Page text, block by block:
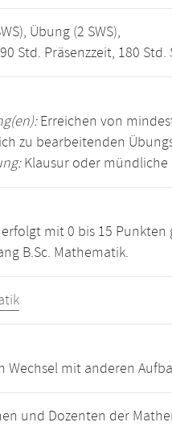
Übung (2 SWS),
Std. Präsenzzeit, 180
Erreichen von
zu bearbeitenden
Klausur oder mündliche
mit 0 bis 15
B.Sc. Mathematik.
Wechsel mit anderen
und Dozenten der